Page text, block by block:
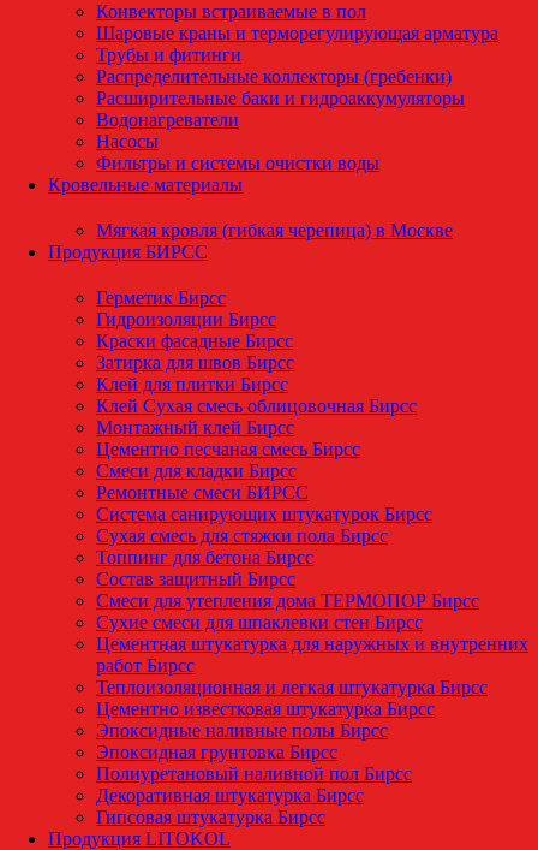
Конвекторы встраиваемые в пол
Шаровые краны и терморегулирующая арматура
Трубы и фитинги
Распределительные коллекторы (гребенки)
Расширительные баки и гидроаккумуляторы
Водонагреватели
Насосы
Фильтры и системы очистки воды
Кровельные материалы
Мягкая кровля (гибкая черепица) в Москве
Продукция БИРСС
Герметик Бирсс
Гидроизоляции Бирсс
Краски фасадные Бирсс
Затирка для швов Бирсс
Клей для плитки Бирсс
Клей Сухая смесь облицовочная Бирсс
Монтажный клей Бирсс
Цементно песчаная смесь Бирсс
Смеси для кладки Бирсс
Ремонтные смеси БИРСС
Система санирующих штукатурок Бирсс
Сухая смесь для стяжки пола Бирсс
Топпинг для бетона Бирсс
Состав защитный Бирсс
Смеси для утепления дома ТЕРМОПОР Бирсс
Сухие смеси для шпаклевки стен Бирсс
Цементная штукатурка для наружных и внутренних
работ Бирсс
Теплоизоляционная и легкая штукатурка Бирсс
Цементно известковая штукатурка Бирсс
Эпоксидные наливные полы Бирсс
Эпоксидная грунтовка Бирсс
Полиуретановый наливной пол Бирсс
Декоративная штукатурка Бирсс
Гипсовая штукатурка Бирсс
Продукция LITOKOL